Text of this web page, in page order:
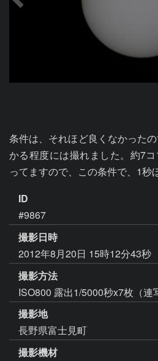
条件は、それほど良くなかった
かる程度には撮れました。約7
ってますので、この条件で、1秒
ID
#9867
撮影日時
2012年8月20日 15時12分43秒
撮影方法
ISO800 露出1/5000秒x7枚（連
撮影地
長野県富士見町
撮影機材